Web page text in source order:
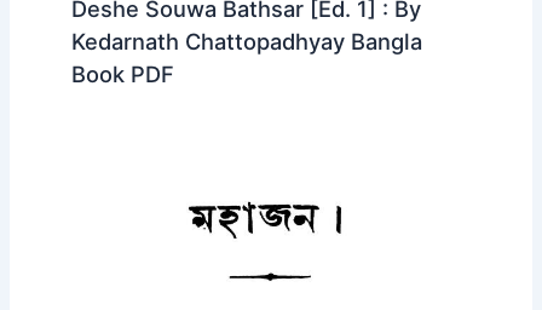
Deshe Souwa Bathsar [Ed. 1] : By
Kedarnath Chattopadhyay Bangla
Book PDF